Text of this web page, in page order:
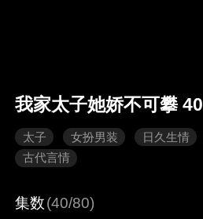
我家太子她娇不可攀 40
太子 女扮男装 日久生情
古代言情
集数(40/80)